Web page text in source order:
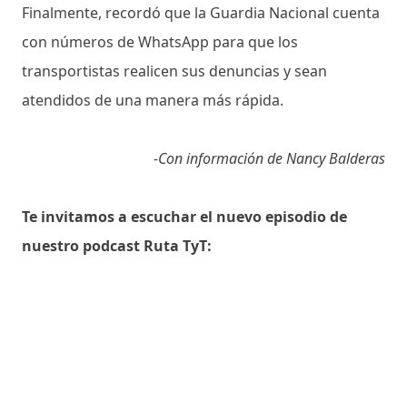
Finalmente, recordó que la Guardia Nacional cuenta
con números de WhatsApp para que los
transportistas realicen sus denuncias y sean
atendidos de una manera más rápida.
-Con información de Nancy Balderas
Te invitamos a escuchar el nuevo episodio de
nuestro podcast Ruta TyT: